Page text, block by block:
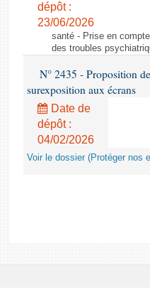
dépôt :
23/06/2026
santé - Prise en
des troubles
N° 2435 - Proposition
surexposition aux écrans
Date de
dépôt :
04/02/2026
Voir le dossier (Protéger nos